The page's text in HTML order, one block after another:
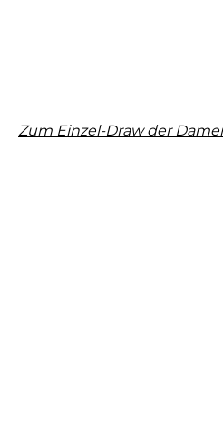
Zum Einzel-Draw der